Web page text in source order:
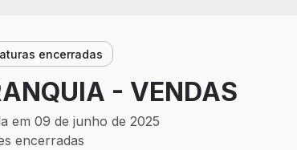
encerradas
- VENDAS
em 09 de junho de 2025
encerradas